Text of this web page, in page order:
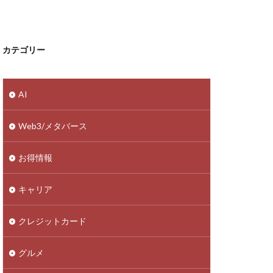
カテゴリー
AI
Web3/メタバース
お得情報
キャリア
クレジットカード
グルメ